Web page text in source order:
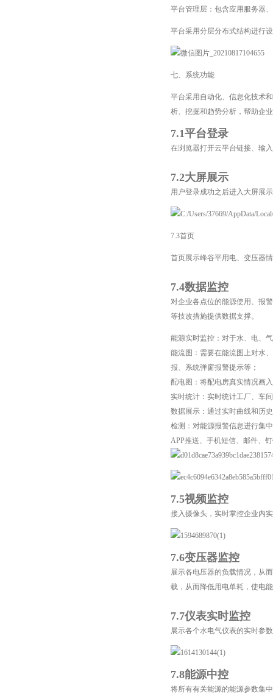
平台管理层：包含应用服务器
平台采用分层分布式结构进行
七、系统功能
平台采用自动化、信息化技术
析、挖掘和趋势分析，帮助企
7.1平台登录
在浏览器打开云平台链接、输
7.2大屏展示
用户登录成功之后进入大屏展
7.3首页
首页展示峰谷平用电、变压器
7.4数据监控
对企业各点位的能源使用、报
等技改措施提供数据支撑。
能源实时监控：对于水、电、
能流图：需要在能流图上对水
报、系统弹窗报警提示等；
配电图：将配电房真实情况画
实时统计：实时统计工厂、车
数据展示：通过实时曲线和历
检测：对能源报警信息进行集
APP推送、手机短信、邮件、
7.5视频监控
接入摄像头，实时掌控企业内
7.6变压器监控
展示各电压器的负载情况，从
载，从而降低用电单耗，使电
7.7仪表实时监控
展示各个水电气仪表的实时参
7.8能源中控
将所有有关能源的能源参数集